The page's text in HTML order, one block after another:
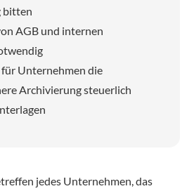
bitten
AGB und internen
Unternehmen die
Archivierung steuerlich
jedes Unternehmen, das